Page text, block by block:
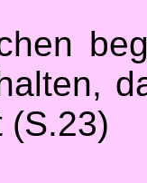
(S.23)